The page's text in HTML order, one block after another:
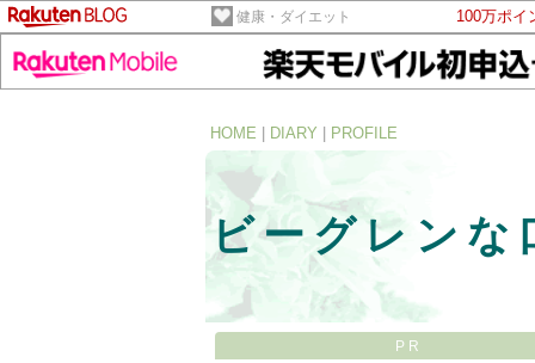
健康・ダイエット 100万ポイ
HOME
DIARY PROFILE
ビーグレンな
PR